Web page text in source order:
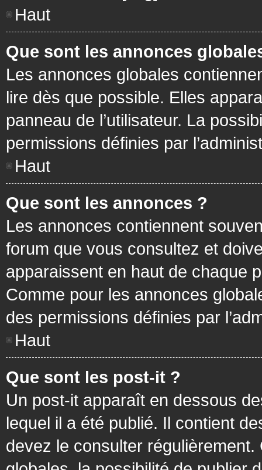
Haut
Que sont les annonces
Les annonces globales
lire dès que possible. Elles
panneau de l’utilisateur. La
permissions définies par
Haut
Que sont les annonces ?
Les annonces contiennent
forum que vous consultez et
apparaissent en haut de chaque
Comme pour les annonces
des permissions définies par
Haut
Que sont les post-it ?
Un post-it apparaît en dessous
lequel il a été publié. Il contient
devez le consulter